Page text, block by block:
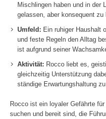
Mischlingen haben und in der
gelassen, aber konsequent zu
Umfeld: Ein ruhiger Haushalt
und feste Regeln den Alltag
ist aufgrund seiner
Aktivität: Rocco liebt es,
gleichzeitig Unterstützung
ständige Erwartungshaltung zu
Rocco ist ein loyaler Gefährte
suchen und bereit sind, die